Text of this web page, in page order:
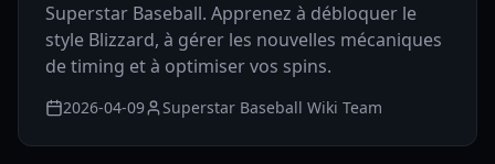
Superstar Baseball. Apprenez à débloquer le
style Blizzard, à gérer les nouvelles mécaniques
de timing et à optimiser vos spins.
2026-04-09 Superstar Baseball Wiki Team